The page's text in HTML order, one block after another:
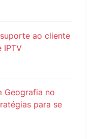
ao cliente
IPTV
Geografia no
para se